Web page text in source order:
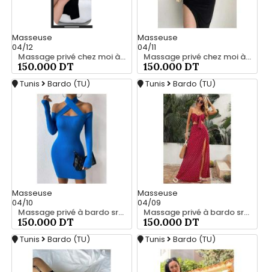
Masseuse
04/12
Massage privé chez moi à bardo srd 20466285
150.000 DT
Masseuse
04/11
Massage privé chez moi à bardo srd 20466285
150.000 DT
Tunis Bardo (TU)
Masseuse
04/10
Massage privé à bardo srd chez moi 55066248
150.000 DT
Tunis Bardo (TU)
Masseuse
04/09
Massage privé à bardo srd 20466285
150.000 DT
Tunis Bardo (TU) Tunis Bardo (TU)